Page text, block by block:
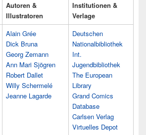
Autoren &
Illustratoren
Institutionen &
Verlage
Alain Grée
Dick Bruna
Georg Zemann
Ann Mari Sjögren
Robert Dallet
Willy Schermelé
Jeanne Lagarde
Deutschen
Nationalbibliothek
Int.
Jugendbibliothek
The European
Library
Grand Comics
Database
Carlsen Verlag
Virtuelles Depot